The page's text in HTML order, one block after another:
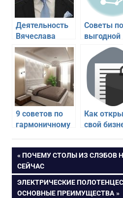
Деятельность
Вячеслава
Кантора
Советы по
выгодной
покупке
9 советов по
гармоничному
интерьера
спальни
Как
свой
ООО в
Навигация
по
ПРЕДЫДУЩАЯ
ЗАПИСЬ:
ПОЧЕМУ СТОЛЫ ИЗ СЛЭБОВ
СЕЙЧАС
СЛЕДУЮЩАЯ
ЗАПИСЬ:
ЭЛЕКТРИЧЕСКИЕ
ОСНОВНЫЕ ПРЕИМУЩЕСТВА